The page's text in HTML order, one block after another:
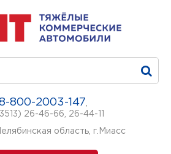
800-2003-147
26-46-66
26-44-11
область, г.Миасс